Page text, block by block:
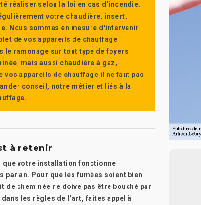
réaliser selon la loi en cas d’incendie.
votre chaudière, insert,
Nous sommes en mesure d'intervenir
de vos appareils de chauffage
le ramonage sur tout type de foyers
mais aussi chaudière à gaz,
appareils de chauffage il ne faut pas
conseil, notre métier et liés à la
à retenir
que votre installation fonctionne
an. Pour que les fumées soient bien
de cheminée ne doive pas être bouché par
les règles de l’art, faites appel à